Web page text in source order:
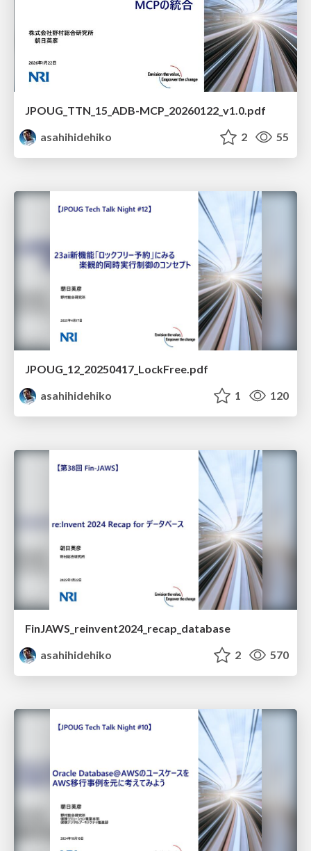
JPOUG_TTN_15_ADB-MCP_20260122_v1.0.pdf
asahihidehiko
2 55
JPOUG_12_20250417_LockFree.pdf
asahihidehiko
1 120
FinJAWS_reinvent2024_recap_database
asahihidehiko
2 570